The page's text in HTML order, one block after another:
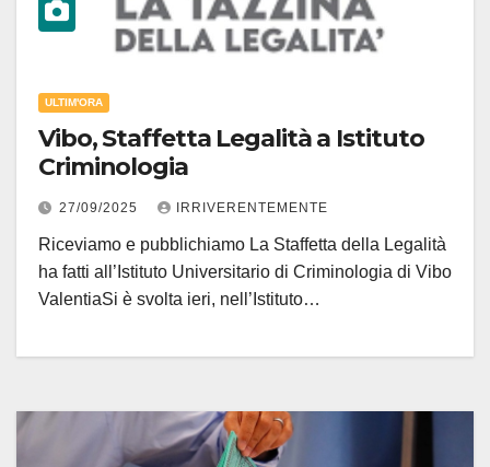
ULTIM'ORA
Vibo, Staffetta Legalità a Istituto
Criminologia
27/09/2025 IRRIVERENTEMENTE
Riceviamo e pubblichiamo La Staffetta della Legalità
ha fatti all’Istituto Universitario di Criminologia di Vibo
ValentiaSi è svolta ieri, nell’Istituto…